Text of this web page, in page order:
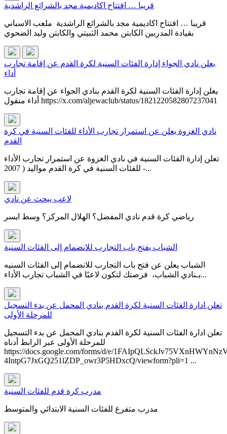
قريبا … افتتاح اكاديمية مجد بالشرائع الراشدية
قريبا … افتتاح اكاديمية مجد بالشرائع الراشدية ملعب الاسباني
يعلن نادي الجواء إدارة الفئات السنية لكرة القدم عن إقامة تجارب
أداء
يعلن إدارة الفئات السنية لكرة القدم بنادي الجواء عن إقامة تجارب
أداء منقول https://x.com/aljewaclub/status/1821220582807237041
نادي الغزوة يعلن عن استمرار تجارب الأداء للفئات السنية في كرة
القدم
تعلن إدارة الفئات السنية في نادي الغزوة عن استمرار تجارب الأداء
للفئات السنية في كرة القدم مواليد ( 2007 -...
لاعب يبحث عن نادي
رياضي كرة قدم نادي المفضل؟ الهلال المركز؟ وسط ايسر
الشباب يفتح باب التجارب للانضمام إلى الفئات السنية
الشباب يعلن عن فتح باب التجارب للانضمام إلى الفئات السنيه
بـنادي الشباب، فرصتك لتكون لاعبًا في ⁧‫الشباب‬⁩ ‏تجارب الأداء...
تعلن ادارة الفئات السنية لكرة القدم بنادي المحمل عن بدء التسجيل
للمرحلة الأولى
تعلن ادارة الفئات السنية لكرة القدم بنادي المحمل عن بدء التسجيل
للمرحلة الأولى عبر الرابط أدناه​
https://docs.google.com/forms/d/e/
4IntpG7JxGQ251lZDP_owr3P5HDxcQ/viewform?pli=1 ...
مدرب كرة قدم للفئات السنية